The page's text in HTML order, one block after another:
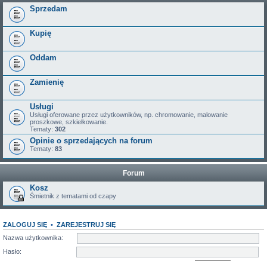
Sprzedam
Kupię
Oddam
Zamienię
Usługi
Usługi oferowane przez użytkowników, np. chromowanie, malowanie
proszkowe, szkiełkowanie.
Tematy: 302
Opinie o sprzedających na forum
Tematy: 83
Forum
Kosz
Śmietnik z tematami od czapy
ZALOGUJ SIĘ • ZAREJESTRUJ SIĘ
Nazwa użytkownika:
Hasło: